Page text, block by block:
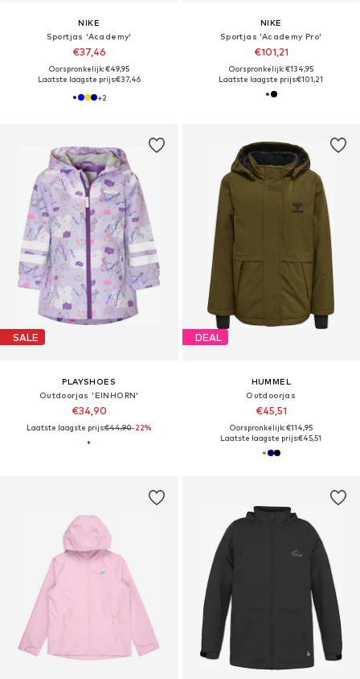
NIKE
Sportjas 'Academy'
€37,46
Oorspronkelijk: €49,95
Laatste laagste prijs:€37,46
+2
NIKE
Sportjas 'Academy Pro'
€101,21
Oorspronkelijk: €134,95
Laatste laagste prijs:€101,21
SALE
PLAYSHOES
Outdoorjas 'EINHORN'
€34,90
Laatste laagste prijs:€44,90-22%
DEAL
HUMMEL
Outdoorjas
€45,51
Oorspronkelijk: €114,95
Laatste laagste prijs:€45,51